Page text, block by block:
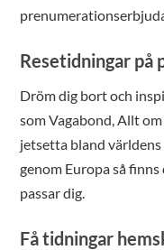
Resetidningar på
Dröm dig bort och
som Vagabond, Allt om
jetsetta bland
genom Europa så
passar dig.
Få tidningar